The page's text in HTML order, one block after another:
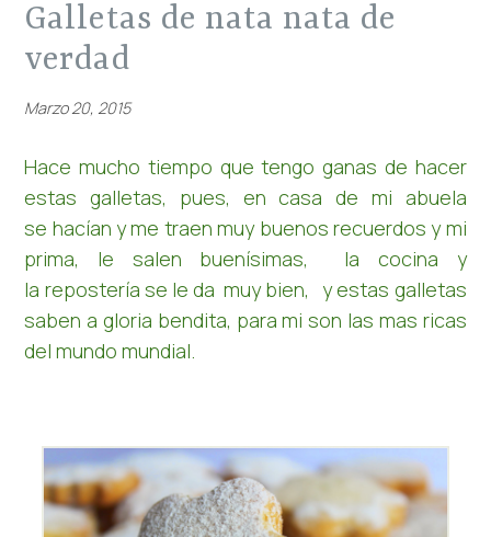
galletas de nata nata de
verdad
Marzo 20, 2015
Hace mucho tiempo que tengo ganas de hacer
estas galletas, pues, en casa de mi abuela
se hacían y me traen muy buenos recuerdos y mi
prima, le salen buenísimas, la cocina y
la repostería se le da muy bien, y estas galletas
saben a gloria bendita, para mi son las mas ricas
del mundo mundial.